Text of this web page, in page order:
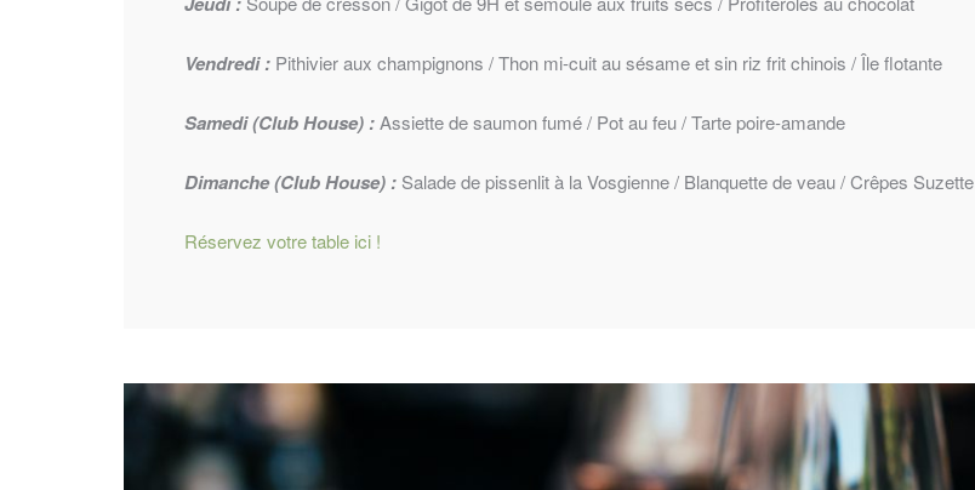
Vendredi : Pithivier aux champignons / Thon mi-cuit au sésame et sin riz frit chinois / Île flotante
Samedi (Club House) :Assiette de saumon fumé / Pot au feu / Tarte poire-amande
Dimanche (Club House) : Salade de pissenlit à la Vosgienne / Blanquette de veau / Crêpes Suzette
Réservez votre table ici !